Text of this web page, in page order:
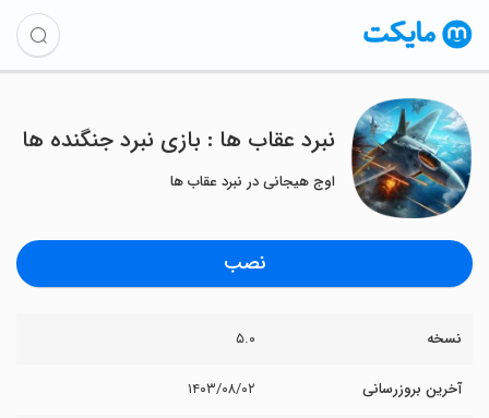
نبرد عقاب ها : بازی نبرد جنگنده ها
اوج هیجانی در نبرد عقاب ها
نصب
نسخه ۵.۰
آخرین بروزرسانی ۱۴۰۳/۰۸/۰۲